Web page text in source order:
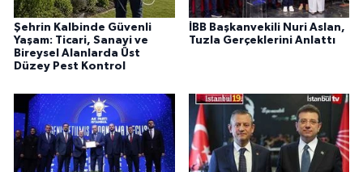
Şehrin Kalbinde Güvenli
Yaşam: Ticari, Sanayi ve
Bireysel Alanlarda Üst
Düzey Pest Kontrol
İBB Başkanvekili Nuri Aslan,
Tuzla Gerçeklerini Anlattı